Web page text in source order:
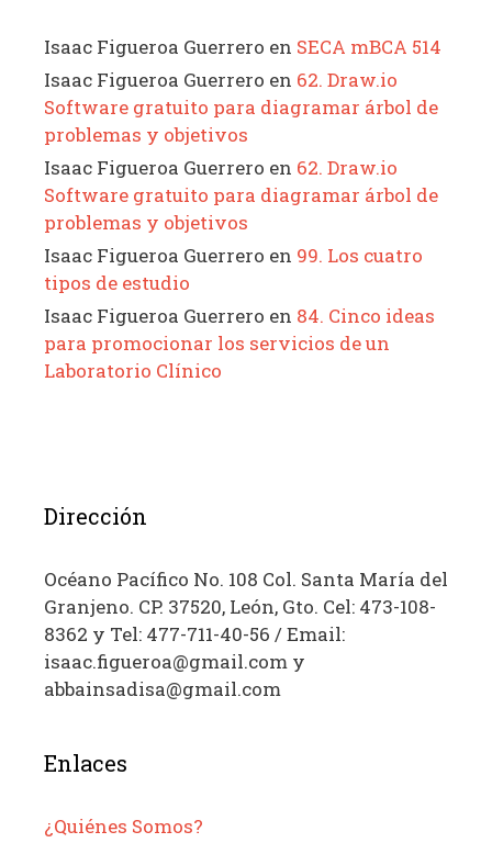
Isaac Figueroa Guerrero en SECA mBCA 514
Isaac Figueroa Guerrero en 62. Draw.io
Software gratuito para diagramar árbol de
problemas y objetivos
Isaac Figueroa Guerrero en 62. Draw.io
Software gratuito para diagramar árbol de
problemas y objetivos
Isaac Figueroa Guerrero en 99. Los cuatro
tipos de estudio
Isaac Figueroa Guerrero en 84. Cinco ideas
para promocionar los servicios de un
Laboratorio Clínico
Dirección
Océano Pacífico No. 108 Col. Santa María del
Granjeno. CP. 37520, León, Gto. Cel: 473-108-
8362 y Tel: 477-711-40-56 / Email:
isaac.figueroa@gmail.com y
abbainsadisa@gmail.com
Enlaces
¿Quiénes Somos?